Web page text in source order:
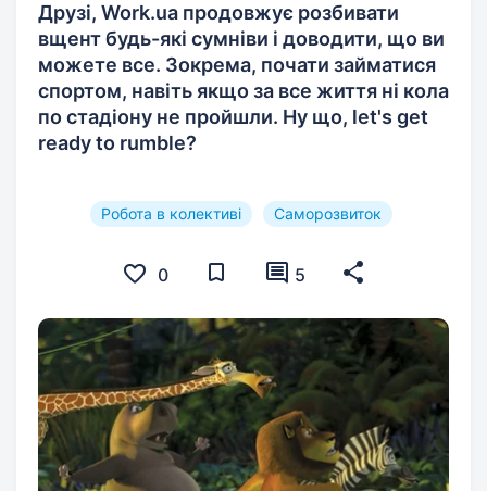
Друзі, Work.ua продовжує розбивати
вщент будь-які сумніви і доводити, що ви
можете все. Зокрема, почати займатися
спортом, навіть якщо за все життя ні кола
по стадіону не пройшли. Ну що, let's get
ready to rumble?
Робота в колективі Саморозвиток
0 5